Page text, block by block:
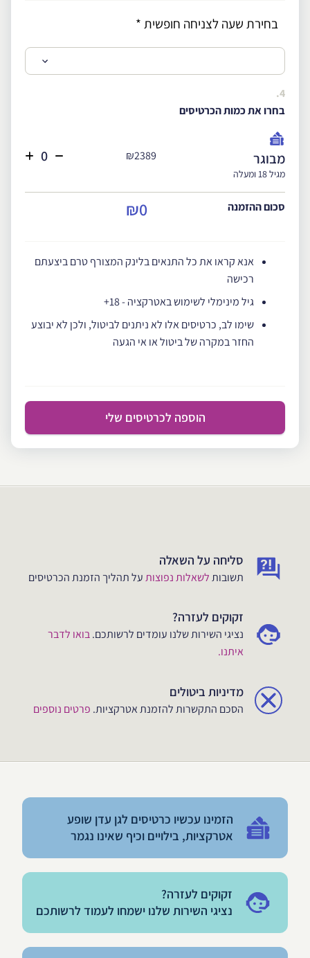
בחירת שעה לצניחה חופשית *
4.
בחרו את כמות הכרטיסים
מבוגר
מגיל 18 ומעלה
₪2389
סכום ההזמנה ₪0
אנא קראו את כל התנאים בלינק המצורף טרם ביצעתם
רכישה
גיל מינימלי לשימוש באטרקציה - 18+
שימו לב, כרטיסים אלו לא ניתנים לביטול, ולכן לא יבוצע
החזר במקרה של ביטול או אי הגעה
הוספה לכרטיסים שלי
סליחה על השאלה
תשובותלשאלות נפוצותעל תהליך הזמנת הכרטיסים
זקוקים לעזרה?
נציגי השירות שלנו עומדים לרשותכם.בואו לדבר
איתנו.
מדיניות ביטולים
הסכם התקשרות להזמנת אטרקציות. פרטים נוספים
הזמינו עכשיו כרטיסים לגן עדן שופע
אטרקציות, בילויים וכיף שאינו נגמר
זקוקים לעזרה?
נציגי השירות שלנו ישמחו לעמוד לרשותכם